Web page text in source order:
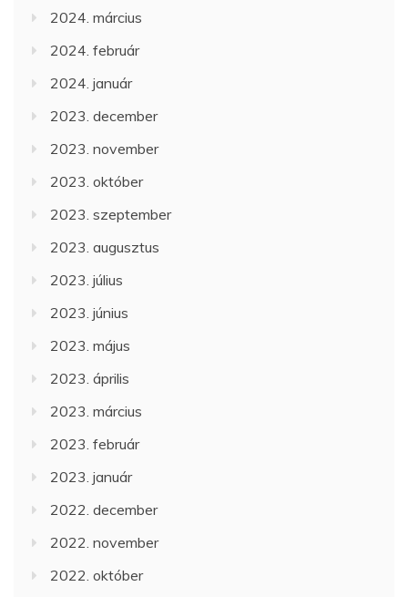
2024. március
2024. február
2024. január
2023. december
2023. november
2023. október
2023. szeptember
2023. augusztus
2023. július
2023. június
2023. május
2023. április
2023. március
2023. február
2023. január
2022. december
2022. november
2022. október